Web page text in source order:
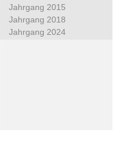
Jahrgang 2015
Jahrgang 2018
Jahrgang 2024